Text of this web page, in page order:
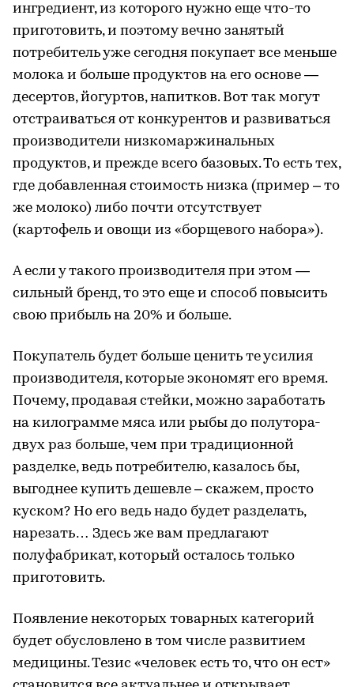
ингредиент, из которого нужно еще что-то
приготовить, и поэтому вечно занятый
потребитель уже сегодня покупает все меньше
молока и больше продуктов на его основе —
десертов, йогуртов, напитков. Вот так могут
отстраиваться от конкурентов и развиваться
производители низкомаржинальных
продуктов, и прежде всего базовых. То есть тех,
где добавленная стоимость низка (пример – то
же молоко) либо почти отсутствует
(картофель и овощи из «борщевого набора»).
А если у такого производителя при этом —
сильный бренд, то это еще и способ повысить
свою прибыль на 20% и больше.
Покупатель будет больше ценить те усилия
производителя, которые экономят его время.
Почему, продавая стейки, можно заработать
на килограмме мяса или рыбы до полутора-
двух раз больше, чем при традиционной
разделке, ведь потребителю, казалось бы,
выгоднее купить дешевле – скажем, просто
куском? Но его ведь надо будет разделать,
нарезать… Здесь же вам предлагают
полуфабрикат, который осталось только
приготовить.
Появление некоторых товарных категорий
будет обусловлено в том числе развитием
медицины. Тезис «человек есть то, что он ест»